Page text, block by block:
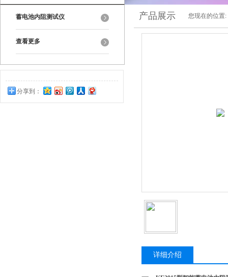
蓄电池内阻测试仪
查看更多
分享到：
产品展示 您现在的位置:
详细介绍